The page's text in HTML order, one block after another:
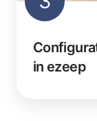
in ezeep